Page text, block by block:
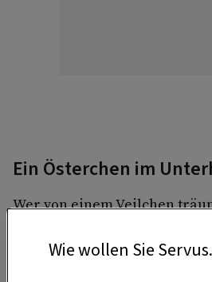
Ein Österchen im
Wer von einem Veilchen
Begegnung und das
Wie wollen Sie